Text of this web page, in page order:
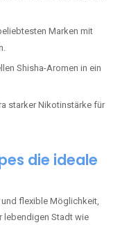
Marken mit
Shisha-Aromen in ein
starker Nikotinstärke für
die ideale
flexible Möglichkeit,
lebendigen Stadt wie